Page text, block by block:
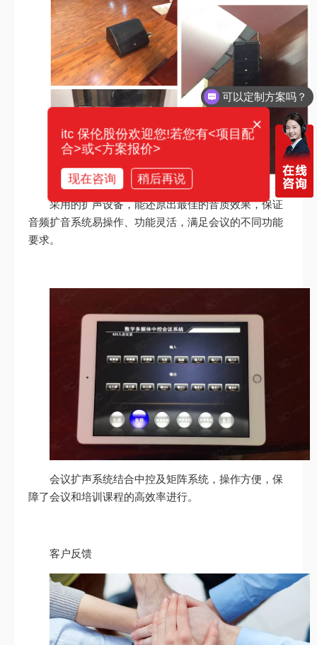
采用的扩声设备，能还原出最佳的音质效果，保证
音频扩音系统易操作、功能灵活，满足会议的不同功能
要求。
会议扩声系统结合中控及矩阵系统，操作方便，保
障了会议和培训课程的高效率进行。
客户反馈
可以定制方案吗？
×
itc 保伦股份欢迎您!若您有<项目配
合>或<方案报价>
现在咨询 稍后再说